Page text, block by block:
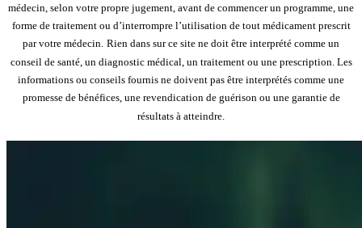
médecin, selon votre propre jugement, avant de commencer un programme, une
forme de traitement ou d’interrompre l’utilisation de tout médicament prescrit
par votre médecin. Rien dans sur ce site ne doit être interprété comme un
conseil de santé, un diagnostic médical, un traitement ou une prescription. Les
informations ou conseils fournis ne doivent pas être interprétés comme une
promesse de bénéfices, une revendication de guérison ou une garantie de
résultats à atteindre.